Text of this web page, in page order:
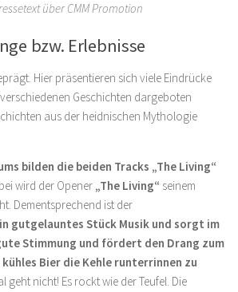
über CMM Promotion
bzw. Erlebnisse
Hier präsentieren sich viele Eindrücke
Geschichten dargeboten
aus der heidnischen Mythologie
bilden die beiden Tracks „The Living“
wird der Opener „The Living“ seinem
Dementsprechend ist der
gutgelauntes Stück Musik und sorgt im
Stimmung und fördert den Drang zum
Bier die Kehle runterrinnen zu
geht nicht! Es rockt wie der Teufel. Die